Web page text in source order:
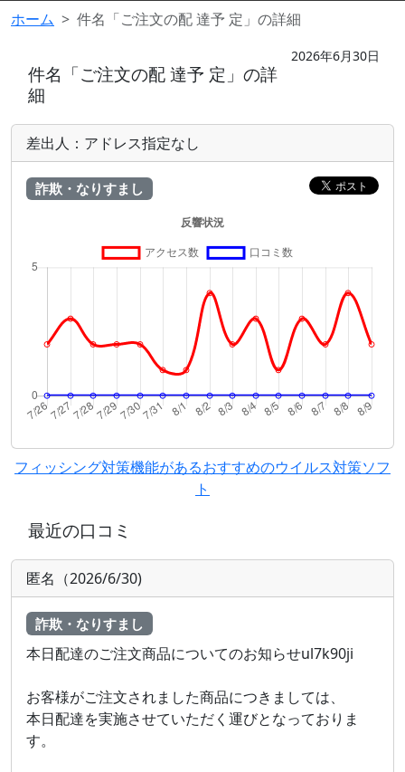
ホーム 件名「ご注文の配 達予 定」の詳細
件名「ご注文の配 達予 定」の詳
細
2026年6月30日
差出人：アドレス指定なし
詐欺・なりすまし
フィッシング対策機能があるおすすめのウイルス対策ソフ
ト
最近の口コミ
匿名（2026/6/30)
詐欺・なりすまし
本日配達​のご注文商 品に​つ い てのお‍ 知⁠ら​‍せul7k90ji
お 客 様‌がご注 文され‌まし‍た商品につ‌​きま​し‌ては、​
本‍日 配‍達‍を 実施 させていただ‍く運 びとな‍ってお​り​ま​
す。